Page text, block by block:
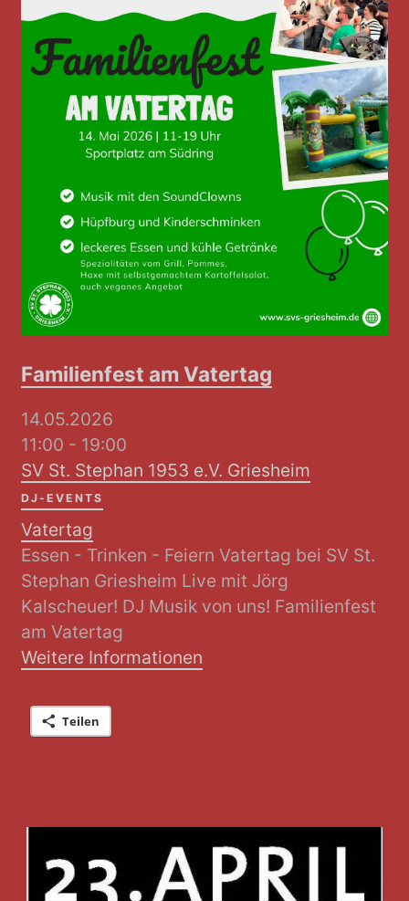
Familienfest am Vatertag
14.05.2026
11:00 - 19:00
SV St. Stephan 1953 e.V. Griesheim
DJ-EVENTS
Vatertag
Essen - Trinken - Feiern Vatertag bei SV St.
Stephan Griesheim Live mit Jörg
Kalscheuer! DJ Musik von uns! Familienfest
am Vatertag
Weitere Informationen
Teilen